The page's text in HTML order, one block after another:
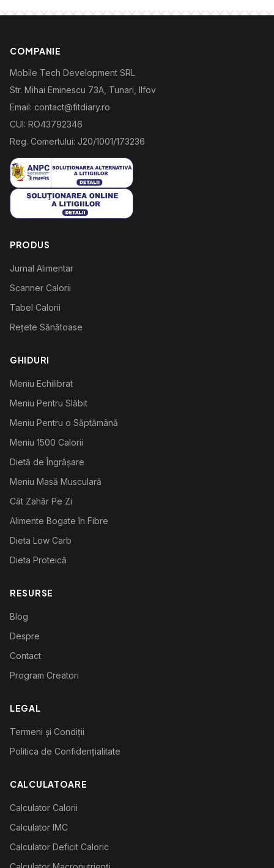
COMPANIE
Mobile Tech Development SRL
Str. Mihai Eminescu 73A, Tunari, Ilfov
Email: contact@fitdiary.ro
CUI: RO43792346
Reg. Comertului: J20/1001/173236
PRODUS
Jurnal Alimentar
Scanner Calorii
Tabel Calorii
Rețete Sănătoase
GHIDURI
Meniu Echilibrat
Meniu Pentru Slăbit
Meniu Pentru o Săptămână
Meniu 1500 Calorii
Dietă de Îngrășare
Meniu Masă Musculară
Cât Zahăr Pe Zi
Alimente Bogate în Fibre
Dieta Low Carb
Dieta Proteică
RESURSE
Blog
Despre
Contact
Program Creatori
LEGAL
Termeni și Condiții
Politica de Confidențialitate
CALCULATOARE
Calculator Calorii
Calculator IMC
Calculator Deficit Caloric